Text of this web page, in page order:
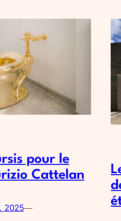
pour le
Cattelan
2025—